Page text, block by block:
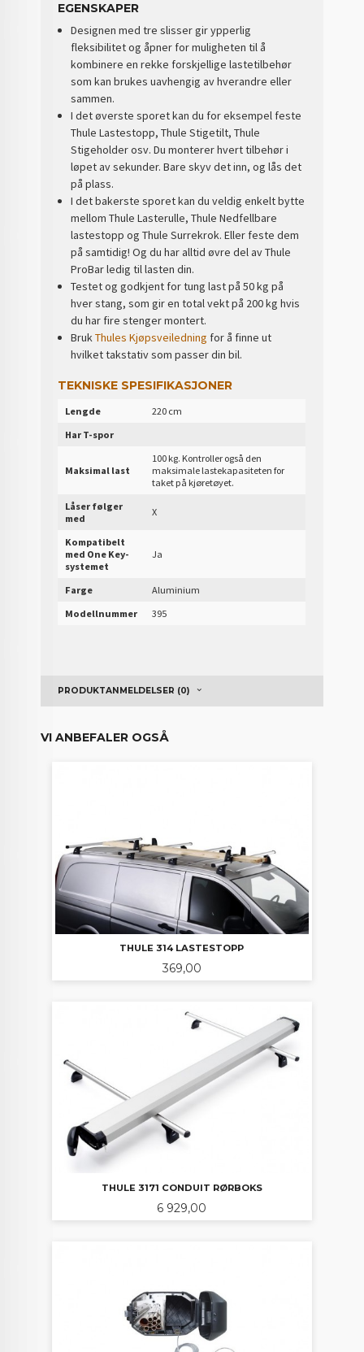
EGENSKAPER
Designen med tre slisser gir ypperlig
fleksibilitet og åpner for muligheten til å
kombinere en rekke forskjellige lastetilbehør
som kan brukes uavhengig av hverandre eller
sammen.
I det øverste sporet kan du for eksempel feste
Thule Lastestopp, Thule Stigetilt, Thule
Stigeholder osv. Du monterer hvert tilbehør i
løpet av sekunder. Bare skyv det inn, og lås det
på plass.
I det bakerste sporet kan du veldig enkelt bytte
mellom Thule Lasterulle, Thule Nedfellbare
lastestopp og Thule Surrekrok. Eller feste dem
på samtidig! Og du har alltid øvre del av Thule
ProBar ledig til lasten din.
Testet og godkjent for tung last på 50 kg på
hver stang, som gir en total vekt på 200 kg hvis
du har fire stenger montert.
BrukThules Kjøpsveiledning for å finne ut
hvilket takstativ som passer din bil.
TEKNISKE SPESIFIKASJONER
Lengde
220 cm
Har T-spor
Maksimal last
100 kg. Kontroller også den
maksimale lastekapasiteten for
taket på kjøretøyet.
Låser følger
med
X
Kompatibelt
med One Key-
systemet
Ja
Farge
Aluminium
Modellnummer
395
PRODUKTANMELDELSER (0)
VI ANBEFALER OGSÅ
THULE 314 LASTESTOPP
Pris
369,00
THULE 3171 CONDUIT RØRBOKS
Pris
6 929,00